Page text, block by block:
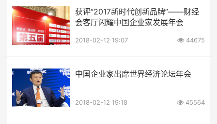
获评“2017新时代创新品牌”——财经
会客厅闪耀中国企业家发展年会
2018-02-12 19:07 44675
中国企业家出席世界经济论坛年会
2018-02-12 19:18 45564